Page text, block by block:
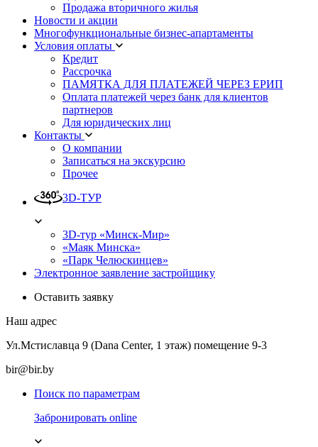
Продажа вторичного жилья
Новости и акции
Многофункциональные бизнес-апартаменты
Условия оплаты
Кредит
Рассрочка
ПАМЯТКА ДЛЯ ПЛАТЕЖЕЙ ЧЕРЕЗ ЕРИП
Оплата платежей через банк для клиентов
партнеров
Для юридических лиц
Контакты
О компании
Записаться на экскурсию
Прочее
3D-ТУР
3D-тур «Минск-Мир»
«Маяк Минска»
«Парк Челюскинцев»
Электронное заявление застройщику
Оставить заявку
Наш адрес
Ул.Мстиславца 9 (Dana Center, 1 этаж) помещение 9-3
bir@bir.by
Поиск по параметрам
Забронировать online